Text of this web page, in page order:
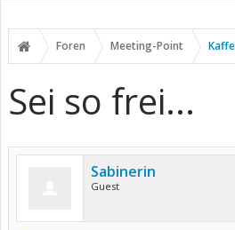
Foren Meeting-Point
Sei so frei...
Sabinerin
Guest